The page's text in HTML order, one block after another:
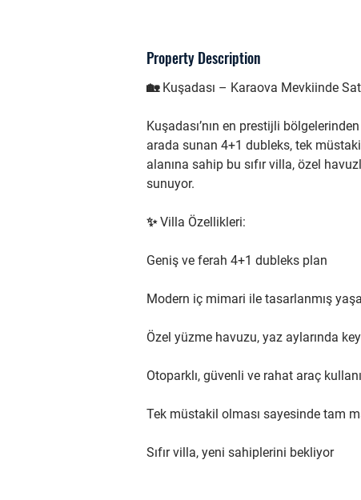
Property Description
🏡 Kuşadası – Karaova Mevkiinde
Kuşadası’nın en prestijli
arada sunan 4+1 dubleks, tek
alanına sahip bu sıfır villa, özel
sunuyor.
✨ Villa Özellikleri:
Geniş ve ferah 4+1 dubleks plan
Modern iç mimari ile tasarlanmış
Özel yüzme havuzu, yaz aylarında
Otoparklı, güvenli ve rahat araç
Tek müstakil olması sayesinde tam
Sıfır villa, yeni sahiplerini bekliyor